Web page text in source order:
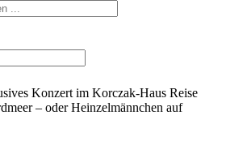
Konzert im Korczak-Haus Reise
– oder Heinzelmännchen auf